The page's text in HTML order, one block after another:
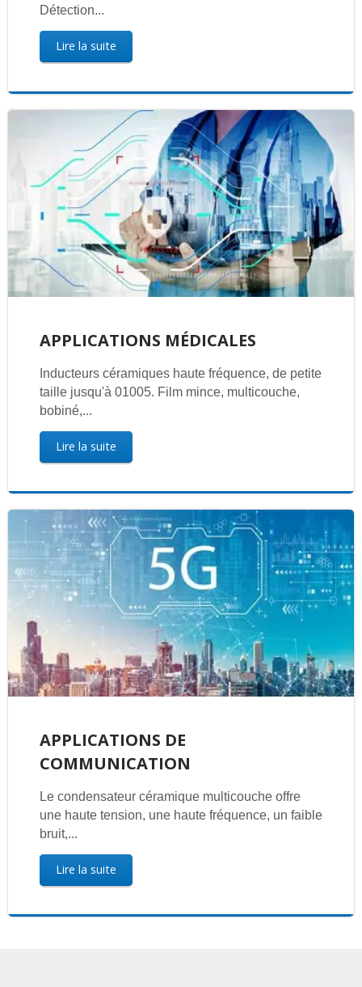
Détection...
Lire la suite
APPLICATIONS MÉDICALES
Inducteurs céramiques haute fréquence, de petite
taille jusqu'à 01005. Film mince, multicouche,
bobiné,...
Lire la suite
APPLICATIONS DE
COMMUNICATION
Le condensateur céramique multicouche offre
une haute tension, une haute fréquence, un faible
bruit,...
Lire la suite